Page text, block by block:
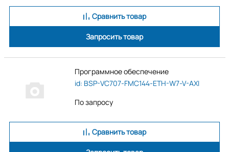
Сравнить товар
Запросить товар
Программное обеспечение
id: BSP-VC707-FMC144-ETH-W7-V-AXI
По запросу
Сравнить товар